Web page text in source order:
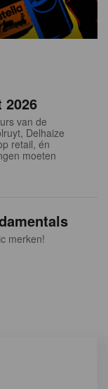
2026
van de
Delhaize
retail, én
moeten
merken!